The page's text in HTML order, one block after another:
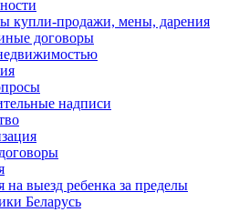
купли-продажи, мены, дарения
договоры
надписи
на выезд ребенка за пределы
Беларусь